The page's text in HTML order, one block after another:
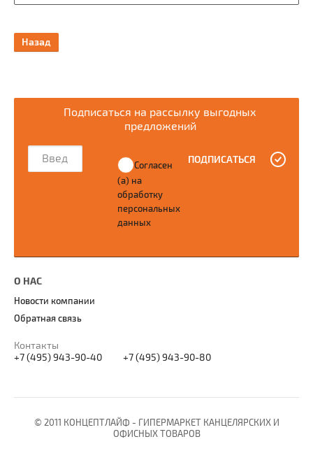
Назад
Подписаться на рассылку выгодных
предложений
Согласен
(а) на
обработку
персональных
данных
ПОДПИСАТЬСЯ
О НАС
Новости компании
Обратная связь
Контакты
+7 (495) 943-90-40
+7 (495) 943-90-80
© 2011 КОНЦЕПТЛАЙФ - ГИПЕРМАРКЕТ КАНЦЕЛЯРСКИХ И
ОФИСНЫХ ТОВАРОВ